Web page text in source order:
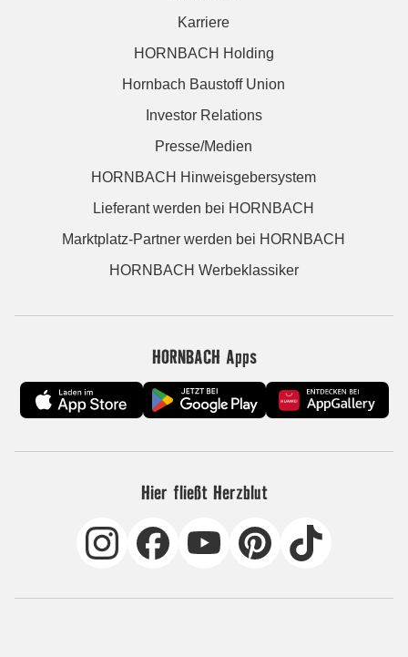
Karriere
HORNBACH Holding
Hornbach Baustoff Union
Investor Relations
Presse/Medien
HORNBACH Hinweisgebersystem
Lieferant werden bei HORNBACH
Marktplatz-Partner werden bei HORNBACH
HORNBACH Werbeklassiker
HORNBACH Apps
Hier fließt Herzblut